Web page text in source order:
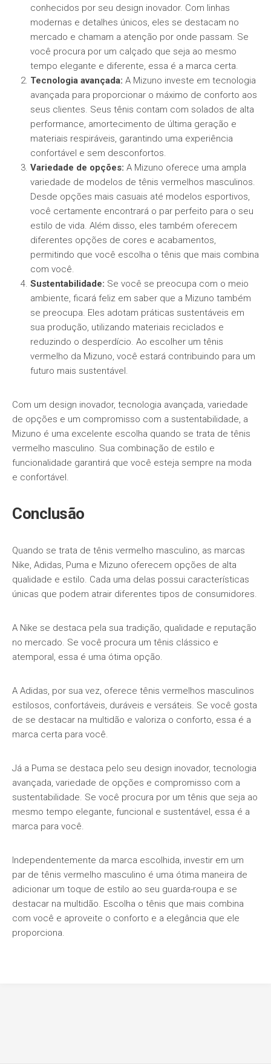
conhecidos por seu design inovador. Com linhas
modernas e detalhes únicos, eles se destacam no
mercado e chamam a atenção por onde passam. Se
você procura por um calçado que seja ao mesmo
tempo elegante e diferente, essa é a marca certa.
Tecnologia avançada: A Mizuno investe em tecnologia
avançada para proporcionar o máximo de conforto aos
seus clientes. Seus tênis contam com solados de alta
performance, amortecimento de última geração e
materiais respiráveis, garantindo uma experiência
confortável e sem desconfortos.
Variedade de opções: A Mizuno oferece uma ampla
variedade de modelos de tênis vermelhos masculinos.
Desde opções mais casuais até modelos esportivos,
você certamente encontrará o par perfeito para o seu
estilo de vida. Além disso, eles também oferecem
diferentes opções de cores e acabamentos,
permitindo que você escolha o tênis que mais combina
com você.
Sustentabilidade: Se você se preocupa com o meio
ambiente, ficará feliz em saber que a Mizuno também
se preocupa. Eles adotam práticas sustentáveis em
sua produção, utilizando materiais reciclados e
reduzindo o desperdício. Ao escolher um tênis
vermelho da Mizuno, você estará contribuindo para um
futuro mais sustentável.
Com um design inovador, tecnologia avançada, variedade
de opções e um compromisso com a sustentabilidade, a
Mizuno é uma excelente escolha quando se trata de tênis
vermelho masculino. Sua combinação de estilo e
funcionalidade garantirá que você esteja sempre na moda
e confortável.
Conclusão
Quando se trata de tênis vermelho masculino, as marcas
Nike, Adidas, Puma e Mizuno oferecem opções de alta
qualidade e estilo. Cada uma delas possui características
únicas que podem atrair diferentes tipos de consumidores.
A Nike se destaca pela sua tradição, qualidade e reputação
no mercado. Se você procura um tênis clássico e
atemporal, essa é uma ótima opção.
A Adidas, por sua vez, oferece tênis vermelhos masculinos
estilosos, confortáveis, duráveis e versáteis. Se você gosta
de se destacar na multidão e valoriza o conforto, essa é a
marca certa para você.
Já a Puma se destaca pelo seu design inovador, tecnologia
avançada, variedade de opções e compromisso com a
sustentabilidade. Se você procura por um tênis que seja ao
mesmo tempo elegante, funcional e sustentável, essa é a
marca para você.
Independentemente da marca escolhida, investir em um
par de tênis vermelho masculino é uma ótima maneira de
adicionar um toque de estilo ao seu guarda-roupa e se
destacar na multidão. Escolha o tênis que mais combina
com você e aproveite o conforto e a elegância que ele
proporciona.